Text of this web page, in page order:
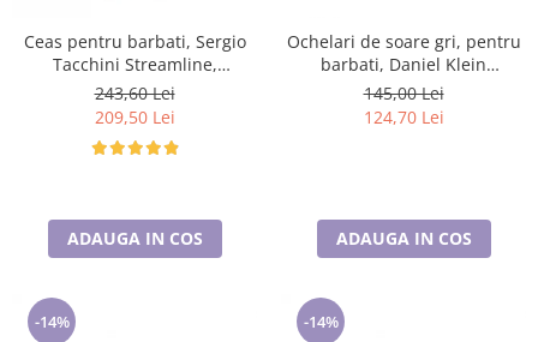
Ceas pentru barbati, Sergio
Tacchini Streamline,
ST.1.10116.1
243,60 Lei
209,50 Lei
ADAUGA IN COS
Ochelari de soare gri, pentru
barbati, Daniel Klein
Sunglasses, DK3264-2
145,00 Lei
124,70 Lei
ADAUGA IN COS
-14% -14%